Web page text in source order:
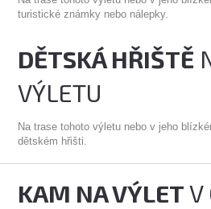
turistické známky nebo nálepky.
DĚTSKÁ HŘIŠTĚ
VÝLETU
Na trase tohoto výletu nebo v jeho
dětském hřišti.
KAM NA VÝLETV